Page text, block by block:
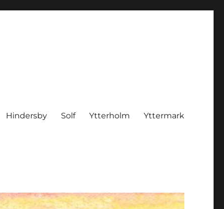
Hindersby Solf Ytterholm Yttermark